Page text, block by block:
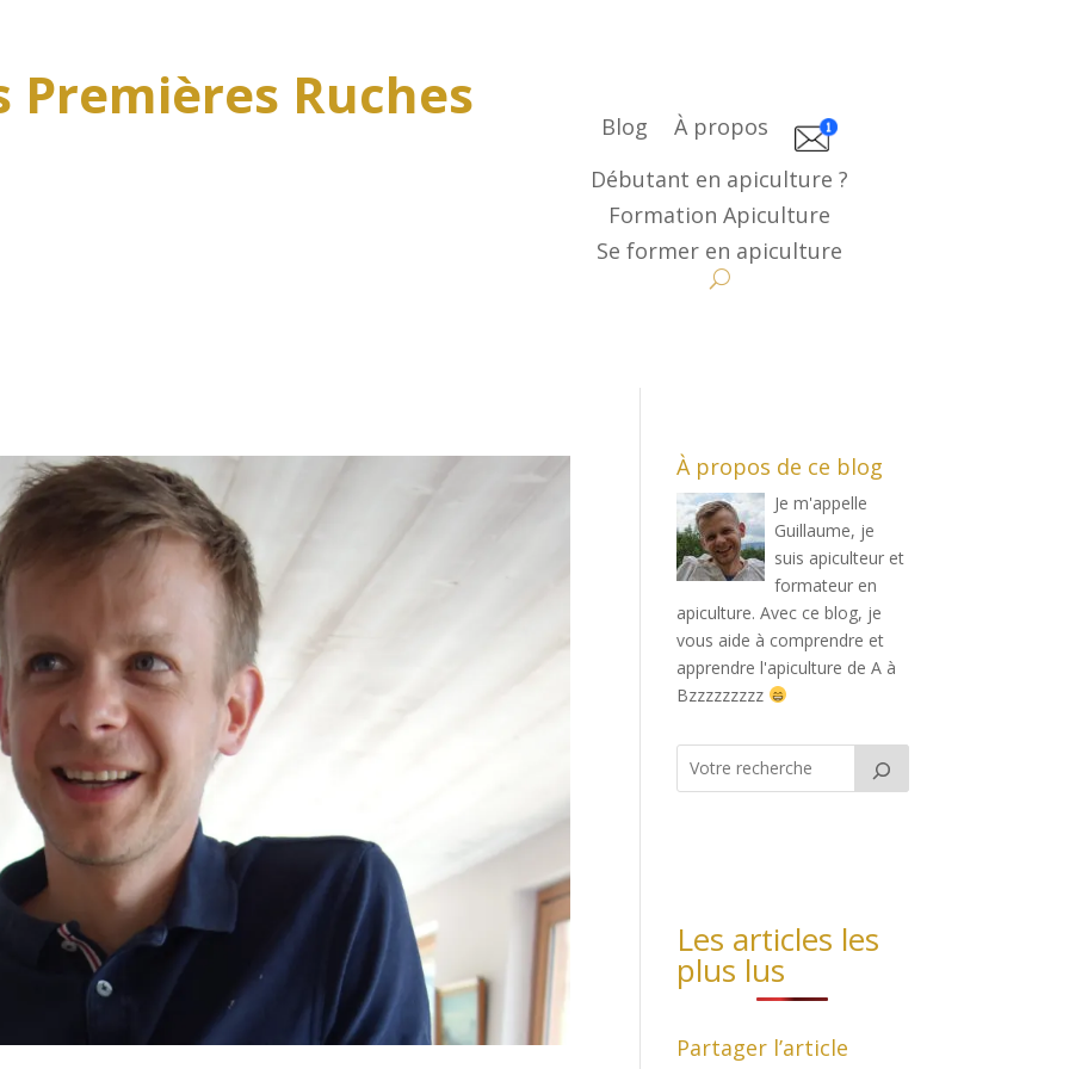
Premières Ruches Blog
À propos
Débutant en apiculture ?
Formation Apiculture
Se former en apiculture
À propos de ce blog
Je m'appelle
Guillaume, je
suis apiculteur et
formateur en
apiculture. Avec ce blog, je
vous aide à comprendre et
apprendre l'apiculture de A à
Bzzzzzzzzz
Les articles les
plus lus
Partager l’article